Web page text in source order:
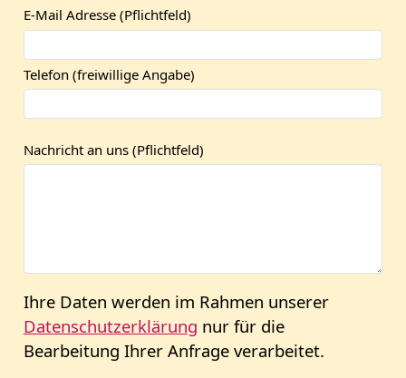
E-Mail Adresse (Pflichtfeld)
Telefon (freiwillige Angabe)
Nachricht an uns (Pflichtfeld)
Ihre Daten werden im Rahmen unserer
Datenschutzerklärung nur für die
Bearbeitung Ihrer Anfrage verarbeitet.